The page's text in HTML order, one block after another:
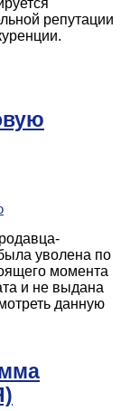
репутации
уволена по
момента
и не выдана
данную